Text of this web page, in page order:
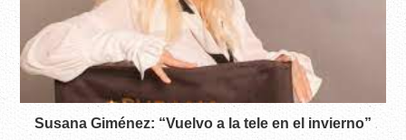
Susana Giménez: “Vuelvo a la tele en el invierno”